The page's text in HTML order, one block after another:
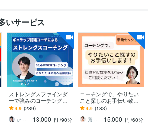
いサービス
ストレングスファインダ
ーで強みのコーチングを
します Gallup認定ストレ
ングスコーチによるオン
ラインコーチング
4.9 (289)
かわの ギャラップ認定ストレングスコーチ
13,000 円 /90分
コーチングで、やりたい
こと探しのお手伝い致し
ます やりたいこと分から
ないけど、楽しく仕事し
たい！を支援します！
4.9 (183)
荒井かなえ＊コーチング
15,000 円 /60分